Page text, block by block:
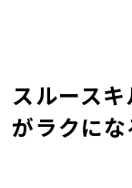
スルース
がラクにな